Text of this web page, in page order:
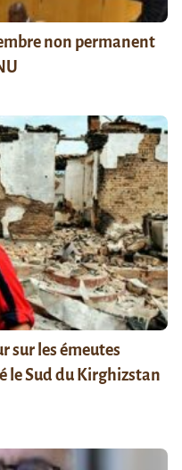
non permanent
sur les émeutes
le Sud du Kirghizstan